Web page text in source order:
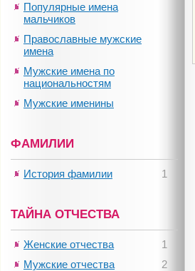
Популярные имена
мальчиков
Православные мужские
имена
Мужские имена по
национальностям
Мужские именины
ФАМИЛИИ
1
История фамилии
ТАЙНА ОТЧЕСТВА
1
Женские отчества
2
Мужские отчества